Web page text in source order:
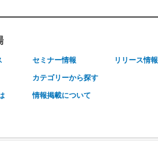
セミナー情報 リリース情報
カテゴリーから探す
情報掲載について